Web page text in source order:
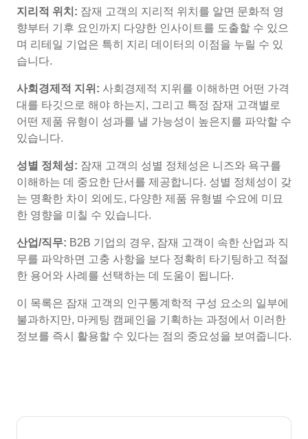
지리적 위치: 잠재 고객의 지리적 위치를 알면 문화적 영
향부터 기후 요인까지 다양한 인사이트를 도출할 수 있으
며 리테일 기업은 특히 지리 데이터의 이점을 누릴 수 있
습니다.
사회경제적 지위: 사회경제적 지위를 이해하면 어떤 가격
대를 타깃으로 해야 하는지, 그리고 특정 잠재 고객별로
어떤 제품 유형이 성과를 낼 가능성이 높은지를 파악할 수
있습니다.
성별 정체성: 잠재 고객의 성별 정체성은 니즈와 욕구를
이해하는 데 중요한 단서를 제공합니다. 성별 정체성이 갖
는 명확한 차이 외에도, 다양한 제품 유형별 수요에 미묘
한 영향을 미칠 수 있습니다.
산업/직무: B2B 기업의 경우, 잠재 고객이 속한 산업과 직
무를 파악하면 고충 사항을 보다 정확히 타기팅하고 적절
한 용어와 사례를 선택하는 데 도움이 됩니다.
이 목록은 잠재 고객의 인구통계학적 구성 요소의 일부에
불과하지만, 마케팅 캠페인을 기획하는 과정에서 이러한
정보를 즉시 활용할 수 있다는 점의 중요성을 보여줍니다.